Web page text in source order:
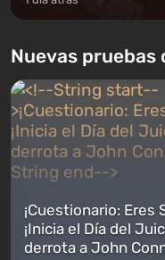
Nuevas pruebas
¡Cuestionario: Eres
¡Inicia el Día del
derrota a John